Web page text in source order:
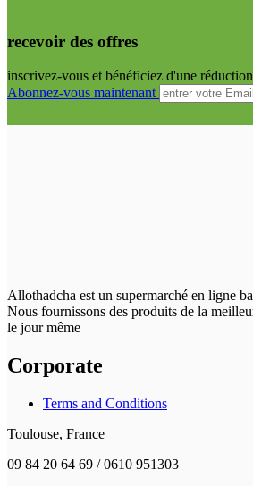
recevoir des offres
inscrivez-vous et bénéficiez d'une
Abonnez-vous maintenant
Allothadcha est un supermarché en ligne
Nous fournissons des produits de la
le jour même
Corporate
Terms and Conditions
Toulouse, France
09 84 20 64 69 / 0610 951303